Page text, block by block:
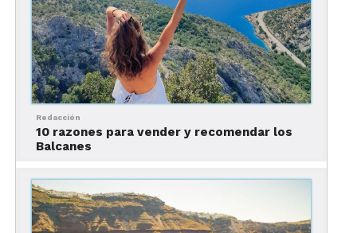
Otra opción es tomar un crucero; varios recorridos
llegan a Mykonos, como el del Mar Egeo, que
también llega a otras islas griegas como Creta y
Santorini.
Redacción
10 razones para vender y recomendar los
Balcanes